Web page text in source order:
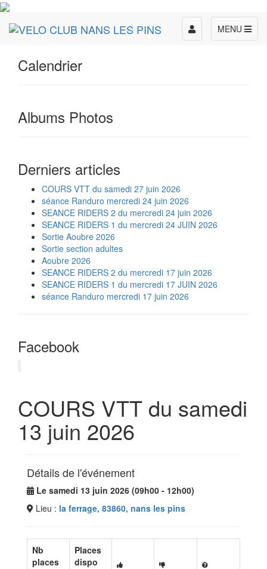
MENU
Toggle
navigation
Calendrier
Albums Photos
Derniers articles
COURS VTT du samedi 27 juin 2026
séance Randuro mercredi 24 juin 2026
SEANCE RIDERS 2 du mercredi 24 juin 2026
SEANCE RIDERS 1 du mercredi 24 JUIN 2026
Sortie Aoubre 2026
Sortie section adultes
Aoubre 2026
SEANCE RIDERS 2 du mercredi 17 juin 2026
SEANCE RIDERS 1 du mercredi 17 JUIN 2026
séance Randuro mercredi 17 juin 2026
Facebook
COURS VTT du samedi
13 juin 2026
Détails de l'événement
Le samedi 13 juin 2026 (09h00 - 12h00)
Lieu : la ferrage, 83860, nans les pins
Nb
places
Places
dispo